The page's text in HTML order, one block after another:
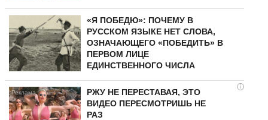
«Я ПОБЕДЮ»: ПОЧЕМУ В
РУССКОМ ЯЗЫКЕ НЕТ СЛОВА,
ОЗНАЧАЮЩЕГО «ПОБЕДИТЬ» В
ПЕРВОМ ЛИЦЕ
ЕДИНСТВЕННОГО ЧИСЛА
i
РЖУ НЕ ПЕРЕСТАВАЯ, ЭТО
ВИДЕО ПЕРЕСМОТРИШЬ НЕ
РАЗ